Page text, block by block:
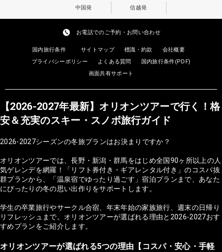
中国発 信越発
お電話でのご予約・お問い合わせ
国内旅行条件 サイトマップ 標識・約款
会社概要
プライバシーポリシー
よくある質問
国内旅行条件(PDF)
画面共有サポート
【2026-2027年最新】オリオンツアーで行く！格
安＆充実のスキー・スノボ旅行ガイド
2026-2027シーズンの冬旅プランはお決まりですか？
オリオンツアーでは、長野・新潟・群馬をはじめ全国90ヶ所以上の人
気ゲレンデを網羅！「リフト券付き・ギアレンタル付き」のコスパ抜
群プランから、「温泉宿でゆったり過ごす」宿泊プランまで、あなた
にぴったりの冬の思い出作りをサポートします。
学生の卒業旅行やサークル合宿、年末年始の家族旅行、週末の日帰り
リフレッシュまで。オリオンツアーが選ばれる理由と2026-2027おす
すめプランをご紹介します。
オリオンツアーが選ばれる5つの理由【コスパ・安心・手軽